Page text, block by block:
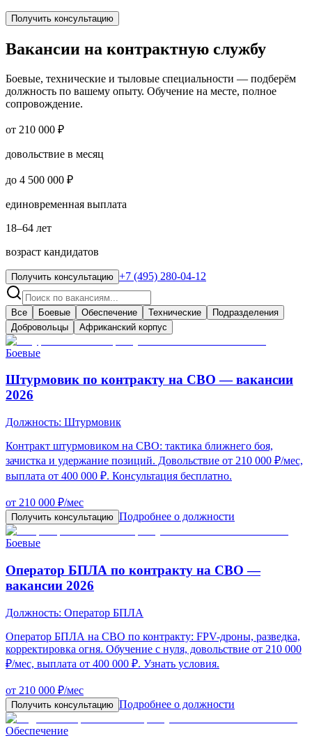
Получить консультацию
Вакансии на контрактную службу
Боевые, технические и тыловые специальности — подберём
должность по вашему опыту. Обучение на месте, полное
сопровождение.
от 210 000 ₽
довольствие в месяц
до 4 500 000 ₽
единовременная выплата
18–64 лет
возраст кандидатов
Получить консультацию +7 (495) 280-04-12
Все Боевые Обеспечение Технические
Подразделения
Добровольцы
Африканский корпус
Боевые
Штурмовик по контракту на СВО — вакансии
2026
Должность: Штурмовик
Контракт штурмовиком на СВО: тактика ближнего боя,
зачистка и удержание позиций. Довольствие от 210 000 ₽/мес,
выплата от 400 000 ₽. Консультация бесплатно.
от 210 000 ₽/мес
Получить консультацию Подробнее о должности
Боевые
Оператор БПЛА по контракту на СВО —
вакансии 2026
Должность: Оператор БПЛА
Оператор БПЛА на СВО по контракту: FPV-дроны, разведка,
корректировка огня. Обучение с нуля, довольствие от 210 000
₽/мес, выплата от 400 000 ₽. Узнать условия.
от 210 000 ₽/мес
Получить консультацию Подробнее о должности
Обеспечение